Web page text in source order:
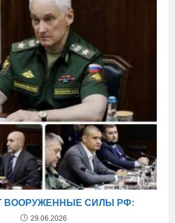
ВООРУЖЕННЫЕ СИЛЫ РФ:
29.06.2026